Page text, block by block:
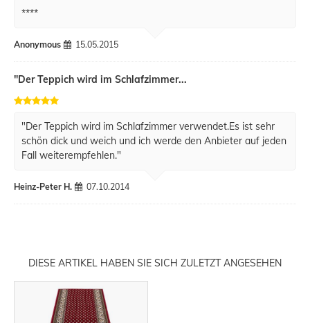
****
Anonymous 15.05.2015
"Der Teppich wird im Schlafzimmer...
"Der Teppich wird im Schlafzimmer verwendet.Es ist sehr
schön dick und weich und ich werde den Anbieter auf jeden
Fall weiterempfehlen."
Heinz-Peter H. 07.10.2014
DIESE ARTIKEL HABEN SIE SICH ZULETZT ANGESEHEN